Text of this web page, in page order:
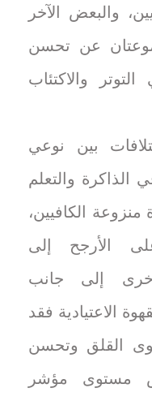
والبعض الآخر
عن تحسن
والاكتئاب
بين نوعي
والتعلم
الكافيين،
الأرجح إلى
أخرى إلى جانب
الاعتيادية فقد
القلق وتحسن
مستوى مؤشر